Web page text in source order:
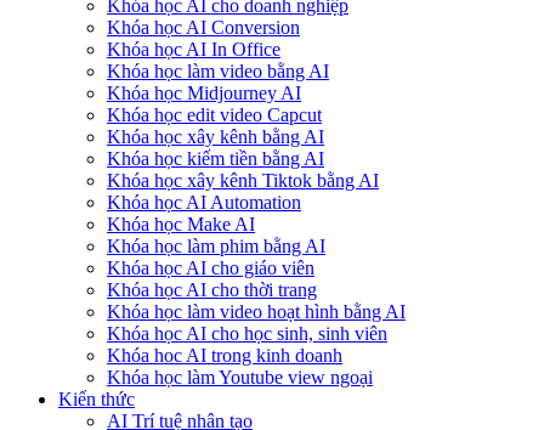
Khóa học AI cho doanh nghiệp
Khóa học AI Conversion
Khóa học AI In Office
Khóa học làm video bằng AI
Khóa học Midjourney AI
Khóa học edit video Capcut
Khóa học xây kênh bằng AI
Khóa học kiếm tiền bằng AI
Khóa học xây kênh Tiktok bằng AI
Khóa học AI Automation
Khóa học Make AI
Khóa học làm phim bằng AI
Khóa học AI cho giáo viên
Khóa học AI cho thời trang
Khóa học làm video hoạt hình bằng AI
Khóa học AI cho học sinh, sinh viên
Khóa hoc AI trong kinh doanh
Khóa học làm Youtube view ngoại
Kiến thức
AI Trí tuệ nhân tạo